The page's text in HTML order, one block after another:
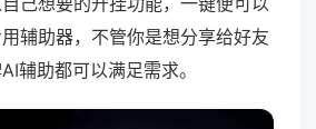
辅助器，不管你是想分享给好友
辅助都可以满足需求。